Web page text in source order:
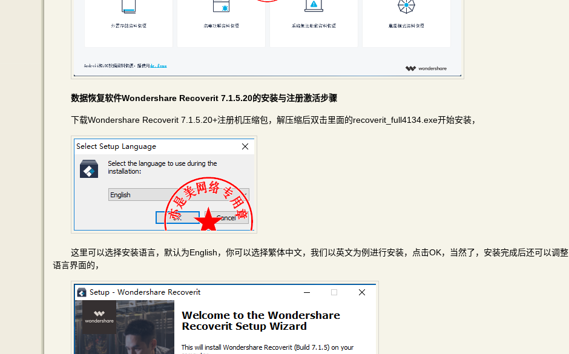
数据恢复软件Wondershare Recoverit 7.1.5.20的安装与注册激活步骤
下载Wondershare Recoverit 7.1.5.20+注册机压缩包，解压缩后双击里面的recoverit_full4134.exe开始安装，
这里可以选择安装语言，默认为English，你可以选择繁体中文，我们以英文为例进行安装，点击OK，当然了，安装完成后还可以调整
语言界面的，